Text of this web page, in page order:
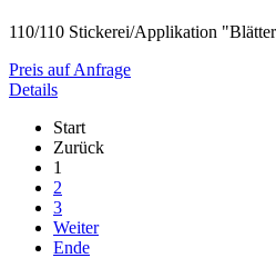
110/110 Stickerei/Applikation
Preis auf Anfrage
Details
Start
Zurück
1
2
3
Weiter
Ende